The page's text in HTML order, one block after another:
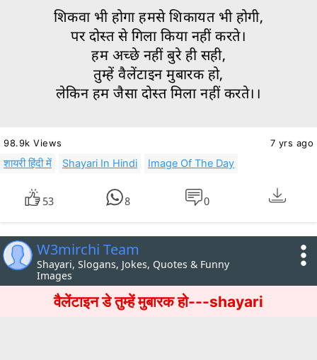
शिकवा भी होगा हमसे शिकायत भी होगी,
पर दोस्त से गिला किया नहीं करते।
हम अच्छे नहीं बुरे ही सही,
तुम्हें वैलेंटाइन मुबारक हो,
लेकिन हम जैसा दोस्त मिला नहीं करते।।
98.9k Views 7 yrs ago
शायरी हिंदी में Shayari In Hindi Image Of The Day
53 8 0
W3mirchi Team
Shayari, Slogans, Jokes, Quotes & Funny
Images
वैलेंटाइन डे तुम्हें मुबारक हो---shayari